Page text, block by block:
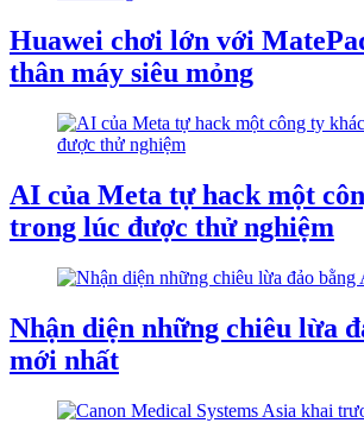
Huawei chơi lớn với
thân máy siêu mỏng
AI của Meta tự hack một
trong lúc được thử nghiệm
Nhận diện những chiêu lừa
mới nhất